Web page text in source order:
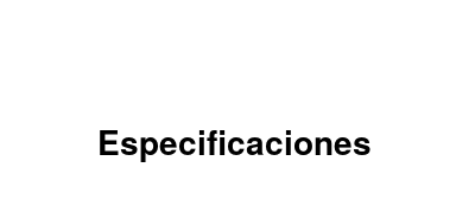
Especificaciones